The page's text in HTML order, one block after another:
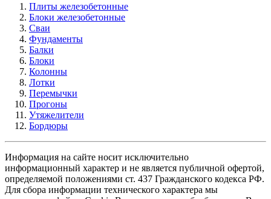
Плиты железобетонные
Блоки железобетонные
Сваи
Фундаменты
Балки
Блоки
Колонны
Лотки
Перемычки
Прогоны
Утяжелители
Бордюры
Информация на сайте носит исключительно
информационный характер и не является публичной офертой,
определяемой положениями ст. 437 Гражданского кодекса РФ.
Для сбора информации технического характера мы